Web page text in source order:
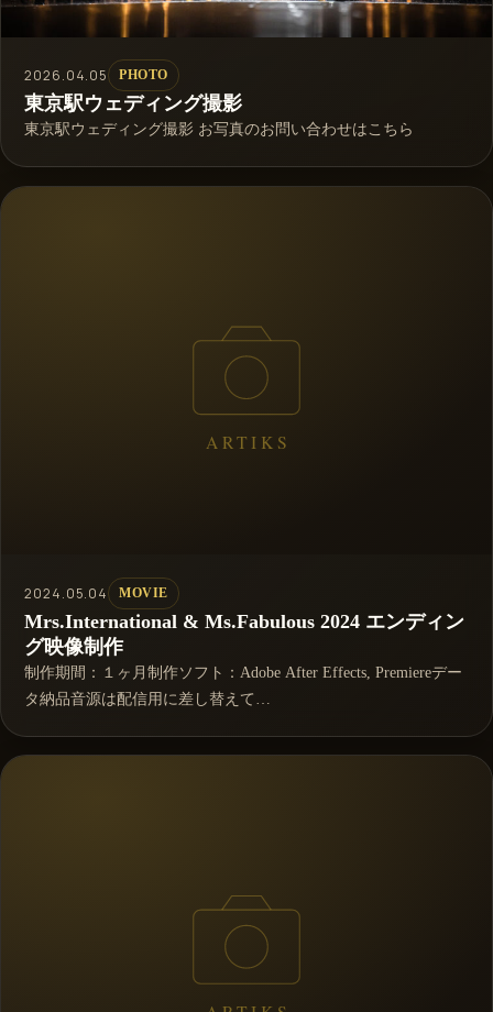
2026.04.05 PHOTO
東京駅ウェディング撮影
東京駅ウェディング撮影 お写真のお問い合わせはこちら
2024.05.04 MOVIE
Mrs.International & Ms.Fabulous 2024 エンディン
グ映像制作
制作期間：１ヶ月制作ソフト：Adobe After Effects, Premiereデー
タ納品音源は配信用に差し替えて…